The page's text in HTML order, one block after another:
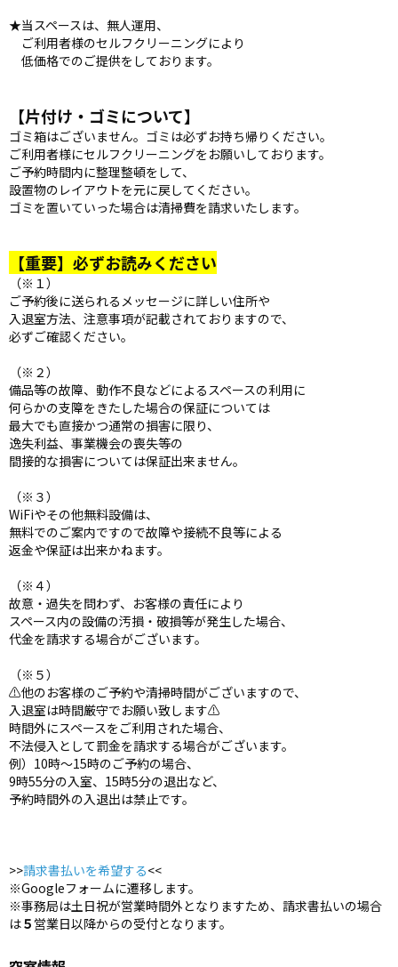
★当スペースは、無人運用、
ご利用者様のセルフクリーニングにより
低価格でのご提供をしております。
【片付け・ゴミについて】
ゴミ箱はございません。ゴミは必ずお持ち帰りください。
ご利用者様にセルフクリーニングをお願いしております。
ご予約時間内に整理整頓をして、
設置物のレイアウトを元に戻してください。
ゴミを置いていった場合は清掃費を請求いたします。
【重要】必ずお読みください
（※１）
ご予約後に送られるメッセージに詳しい住所や
入退室方法、注意事項が記載されておりますので、
必ずご確認ください。
（※２）
備品等の故障、動作不良などによるスペースの利用に
何らかの支障をきたした場合の保証については
最大でも直接かつ通常の損害に限り、
逸失利益、事業機会の喪失等の
間接的な損害については保証出来ません。
（※３）
WiFiやその他無料設備は、
無料でのご案内ですので故障や接続不良等による
返金や保証は出来かねます。
（※４）
故意・過失を問わず、お客様の責任により
スペース内の設備の汚損・破損等が発生した場合、
代金を請求する場合がございます。
（※５）
⚠️他のお客様のご予約や清掃時間がございますので、
入退室は時間厳守でお願い致します⚠️
時間外にスペースをご利用された場合、
不法侵入として罰金を請求する場合がございます。
例）10時〜15時のご予約の場合、
9時55分の入室、15時5分の退出など、
予約時間外の入退出は禁止です。
>>請求書払いを希望する<<
※Googleフォームに遷移します。
※事務局は土日祝が営業時間外となりますため、請求書払いの場合
は５ 営業日以降からの受付となります。